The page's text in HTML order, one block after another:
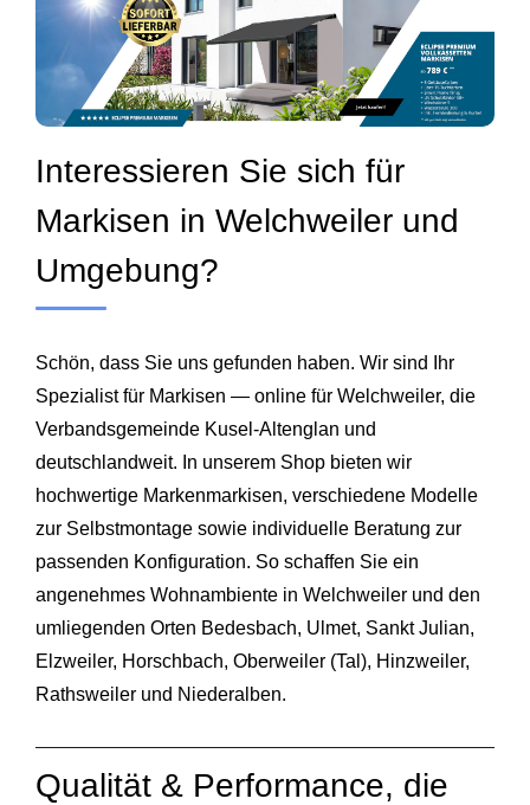
Interessieren Sie sich für
Markisen in Welchweiler und
Umgebung?
Schön, dass Sie uns gefunden haben. Wir sind Ihr
Spezialist für Markisen — online für Welchweiler, die
Verbandsgemeinde Kusel-Altenglan und
deutschlandweit. In unserem Shop bieten wir
hochwertige Markenmarkisen, verschiedene Modelle
zur Selbstmontage sowie individuelle Beratung zur
passenden Konfiguration. So schaffen Sie ein
angenehmes Wohnambiente in Welchweiler und den
umliegenden Orten Bedesbach, Ulmet, Sankt Julian,
Elzweiler, Horschbach, Oberweiler (Tal), Hinzweiler,
Rathsweiler und Niederalben.
Qualität & Performance, die